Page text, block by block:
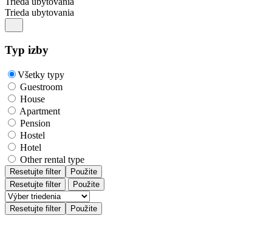
Trieda ubytovania
Typ izby
Všetky typy
Guestroom
House
Apartment
Pension
Hostel
Hotel
Other rental type
Resetujte filter
Použite
Resetujte filter
Použite